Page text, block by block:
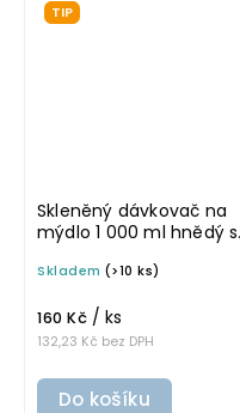
TIP
Skleněný dávkovač na
mýdlo 1 000 ml hnědý s
tmavého dřeva MONA
Skladem (>10 ks)
132,23 Kč bez DPH
160 Kč / ks
Do košíku